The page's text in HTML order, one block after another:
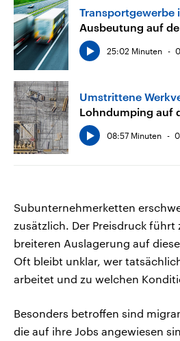
Transportgewerbe
Ausbeutung auf
25:02 Minuten
Umstrittene
Lohndumping auf
08:57 Minuten
Subunternehmerketten
zusätzlich. Der Preisdruck führt
breiteren Auslagerung auf
Oft bleibt unklar, wer
arbeitet und zu welchen
Besonders betroffen sind
die auf ihre Jobs angewiesen